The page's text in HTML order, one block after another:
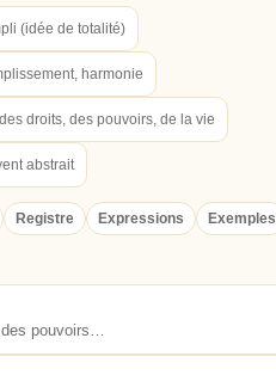
(idée de totalité)
harmonie
droits, des pouvoirs, de la vie
abstrait
Registre Expressions Exemples
des pouvoirs…